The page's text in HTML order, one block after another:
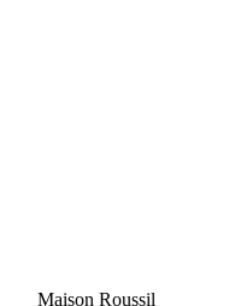
Maison Roussil